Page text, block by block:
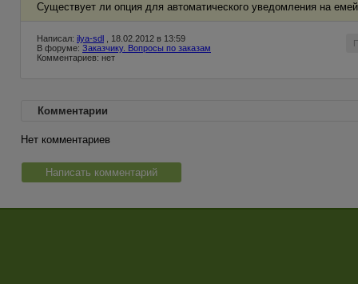
Существует ли опция для автоматического уведомления на
Написал: ilya-sdl , 18.02.2012 в 13:59
В форуме: Заказчику. Вопросы по заказам
Комментариев: нет
Комментарии
Нет комментариев
Написать комментарий